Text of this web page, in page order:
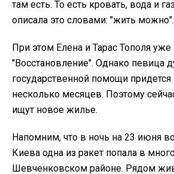
там есть. То есть кровать, вода и
описала это словами: "жить можно".
При этом Елена и Тарас Тополя уже
"Восстановление". Однако певица
государственной помощи
несколько месяцев. Поэтому
ищут новое жилье.
Напомним, что в ночь на 23 июня
Киева одна из ракет попала в
Шевченковском районе. Рядом